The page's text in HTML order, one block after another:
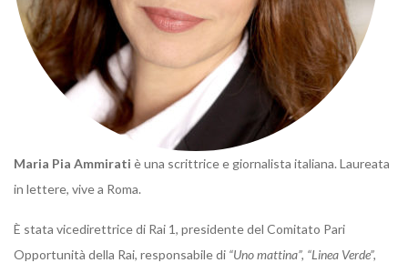
Maria Pia Ammirati è una scrittrice e giornalista italiana. Laureata
in lettere, vive a Roma.
È stata vicedirettrice di Rai 1, presidente del Comitato Pari
Opportunità della Rai, responsabile di “Uno mattina”, “Linea Verde”,